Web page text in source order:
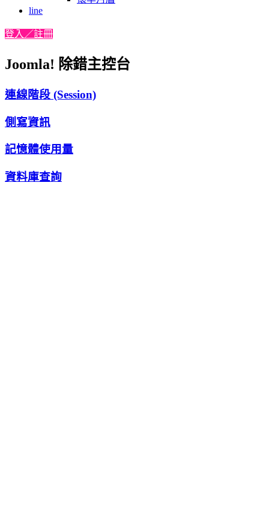
line
登入／註冊
Joomla! 除錯主控台
連線階段 (Session)
側寫資訊
記憶體使用量
資料庫查詢